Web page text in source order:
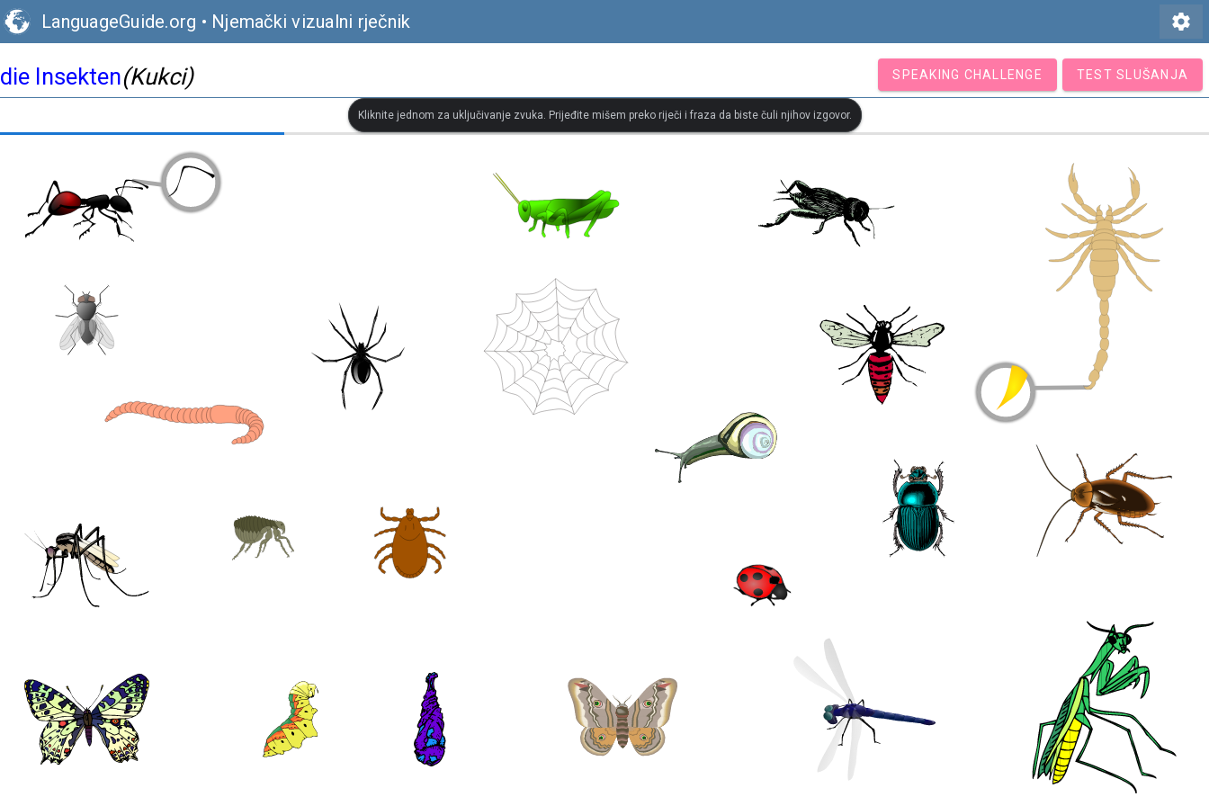
LanguageGuide.org • Njemački vizualni rječnik settings
die Insekten(Kukci) SPEAKING CHALLENGE TEST SLUŠANJA
Kliknite jednom za uključivanje zvuka. Prijeđite mišem preko riječi i fraza da biste čuli njihov izgovor.